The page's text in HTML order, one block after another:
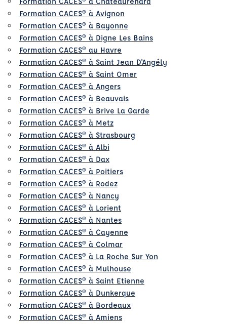
Formation CACES® à Avignon
Formation CACES® à Bayonne
Formation CACES® à Digne Les Bains
Formation CACES® au Havre
Formation CACES® à Saint Jean D'Angély
Formation CACES® à Saint Omer
Formation CACES® à Angers
Formation CACES® à Beauvais
Formation CACES® à Brive La Garde
Formation CACES® à Metz
Formation CACES® à Strasbourg
Formation CACES® à Albi
Formation CACES® à Dax
Formation CACES® à Poitiers
Formation CACES® à Rodez
Formation CACES® à Nancy
Formation CACES® à Lorient
Formation CACES® à Nantes
Formation CACES® à Cayenne
Formation CACES® à Colmar
Formation CACES® à La Roche Sur Yon
Formation CACES® à Mulhouse
Formation CACES® à Saint Etienne
Formation CACES® à Dunkerque
Formation CACES® à Bordeaux
Formation CACES® à Amiens